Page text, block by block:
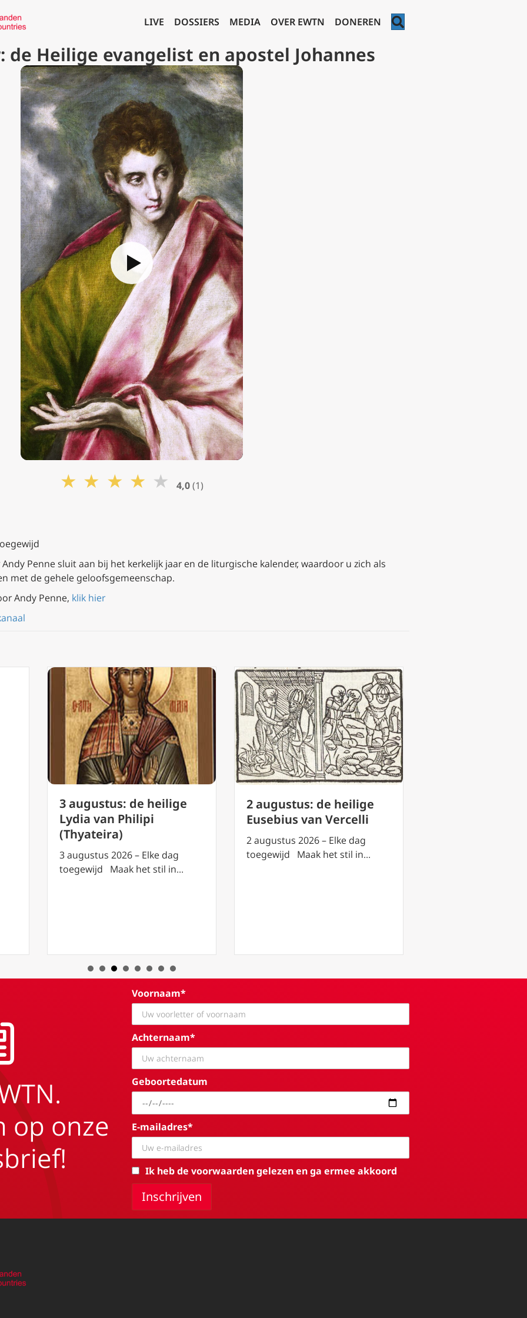
LIVE DOSSIERS MEDIA OVER EWTN DONEREN
de Heilige evangelist en apostel Johannes
★ ★ ★ ★ ★ 4,0(1)
Penne sluit aan bij het kerkelijk jaar en de liturgische kalender, waardoor u zich als
met de gehele geloofsgemeenschap.
Andy Penne, klik hier
3 augustus: de heilige
Lydia van Philipi
(Thyateira)
3 augustus 2026 – Elke dag
toegewijd Maak het stil in…
2 augustus: de heilige
Eusebius van Vercelli
2 augustus 2026 – Elke dag
toegewijd Maak het stil in…
op onze
Voornaam*
Achternaam*
Geboortedatum
E-mailadres*
Ik heb de voorwaarden gelezen en ga ermee akkoord